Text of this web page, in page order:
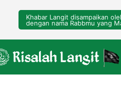
Khabar Langit disampaikan
dengan nama Rabbmu yang